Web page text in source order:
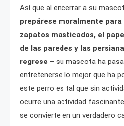
Así que al encerrar a su
prepárese moralmente
zapatos masticados, el
de las paredes y las
regrese – su mascota ha
entretenerse lo mejor que ha
este perro es tal que sin
ocurre una actividad
se convierte en un verdadero